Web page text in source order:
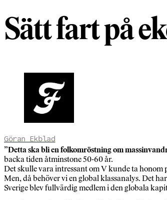
Sätt fart på
Göran Ekblad
”Detta ska bli en folkomröstning om
backa tiden åtminstone 50-60 år.
Det skulle vara intressant om V kunde ta honom
Men, då behöver vi en global klassanalys. Det
Sverige blev fullvärdig medlem i den globala